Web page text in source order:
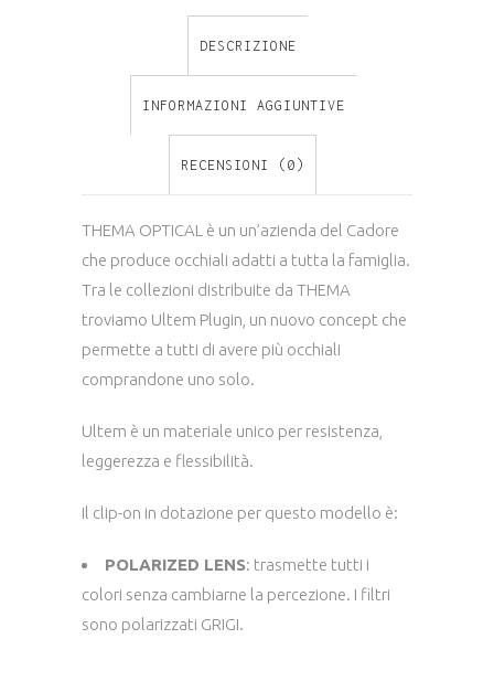
quantity
DESCRIZIONE
INFORMAZIONI AGGIUNTIVE
RECENSIONI (0)
THEMA OPTICAL è un un’azienda del Cadore
che produce occhiali adatti a tutta la famiglia.
Tra le collezioni distribuite da THEMA
troviamo Ultem Plugin, un nuovo concept che
permette a tutti di avere più occhiali
comprandone uno solo.
Ultem è un materiale unico per resistenza,
leggerezza e flessibilità.
Il clip-on in dotazione per questo modello è:
POLARIZED LENS: trasmette tutti i
colori senza cambiarne la percezione. I filtri
sono polarizzati GRIGI.